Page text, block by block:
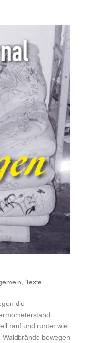
Texte
die
rauf und runter wie
Waldbrände bewegen